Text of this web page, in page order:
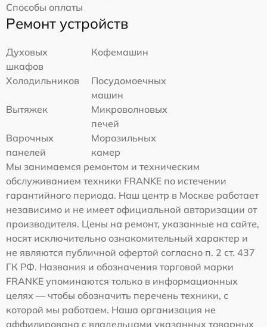
Способы оплаты
Ремонт устройств
Духовых
шкафов
Кофемашин
Холодильников
Посудомоечных
машин
Вытяжек
Микроволновых
печей
Варочных
панелей
Морозильных
камер
Мы занимаемся ремонтом и техническим
обслуживанием техники FRANKE по истечении
гарантийного периода. Наш центр в Москве работает
независимо и не имеет официальной авторизации от
производителя. Цены на ремонт, указанные на сайте,
носят исключительно ознакомительный характер и
не являются публичной офертой согласно п. 2 ст. 437
ГК РФ. Названия и обозначения торговой марки
FRANKE упоминаются только в информационных
целях — чтобы обозначить перечень техники, с
которой мы работаем. Наша организация не
аффилирована с владельцами указанных товарных